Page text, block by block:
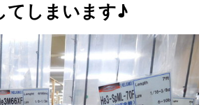
てしまいます♪